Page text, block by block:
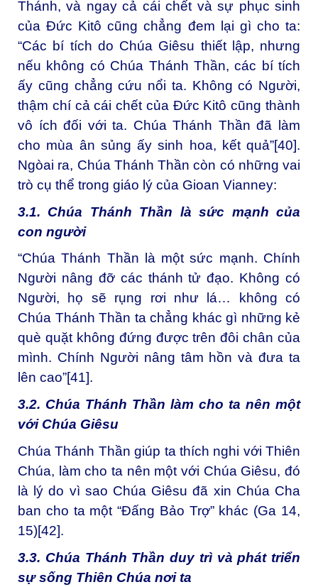
Thánh, và ngay cả cái chết và sự phục sinh
của Đức Kitô cũng chẳng đem lại gì cho ta:
“Các bí tích do Chúa Giêsu thiết lập, nhưng
nếu không có Chúa Thánh Thần, các bí tích
ấy cũng chẳng cứu nổi ta. Không có Người,
thậm chí cả cái chết của Đức Kitô cũng thành
vô ích đối với ta. Chúa Thánh Thần đã làm
cho mùa ân sủng ấy sinh hoa, kết quả”[40].
Ngòai ra, Chúa Thánh Thần còn có những vai
trò cụ thể trong giáo lý của Gioan Vianney:
3.1. Chúa Thánh Thần là sức mạnh của
con người
“Chúa Thánh Thần là một sức mạnh. Chính
Người nâng đỡ các thánh tử đạo. Không có
Người, họ sẽ rụng rơi như lá… không có
Chúa Thánh Thần ta chẳng khác gì những kẻ
què quặt không đứng được trên đôi chân của
mình. Chính Người nâng tâm hồn và đưa ta
lên cao”[41].
3.2. Chúa Thánh Thần làm cho ta nên một
với Chúa Giêsu
Chúa Thánh Thần giúp ta thích nghi với Thiên
Chúa, làm cho ta nên một với Chúa Giêsu, đó
là lý do vì sao Chúa Giêsu đã xin Chúa Cha
ban cho ta một “Đấng Bảo Trợ” khác (Ga 14,
15)[42].
3.3. Chúa Thánh Thần duy trì và phát triển
sự sống Thiên Chúa nơi ta